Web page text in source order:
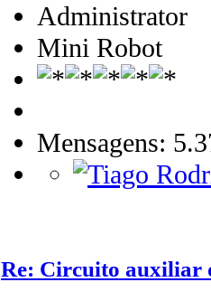
Administrator
Mini Robot
Mensagens:
Re: Circuito auxiliar